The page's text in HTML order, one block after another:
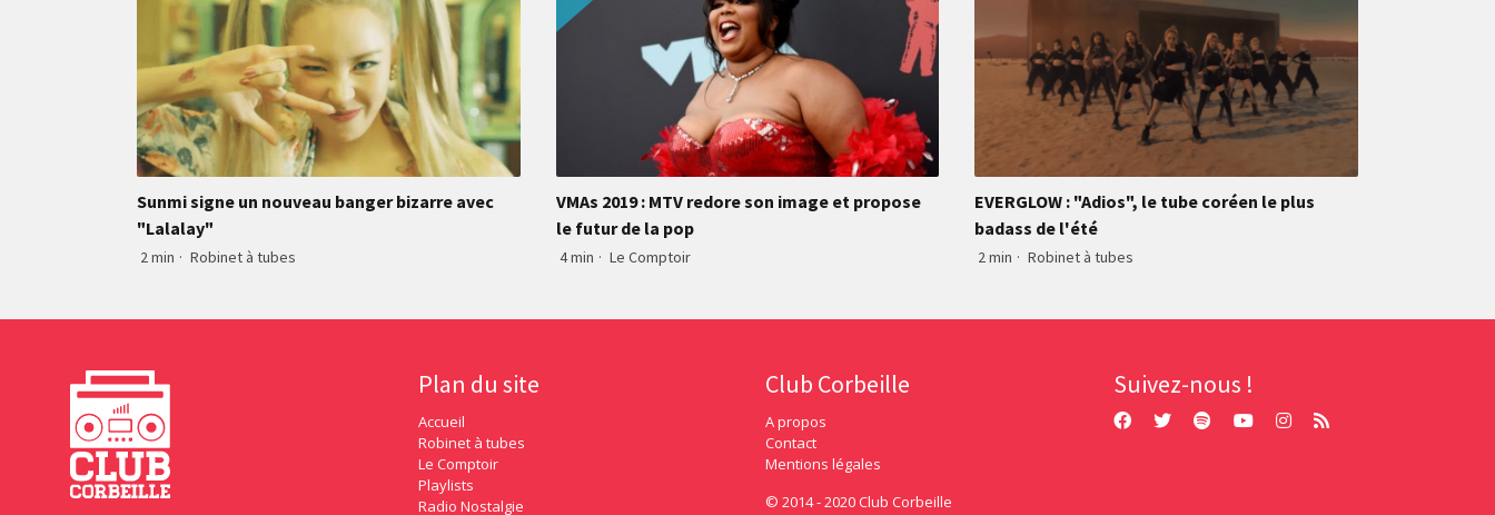
Sunmi signe un nouveau banger bizarre avec
"Lalalay"
2 min · Robinet à tubes
VMAs 2019 : MTV redore son image et propose
le futur de la pop
4 min · Le Comptoir
EVERGLOW : "Adios", le tube coréen le plus
badass de l'été
2 min · Robinet à tubes
Plan du site
Accueil
Robinet à tubes
Le Comptoir
Playlists
Radio Nostalgie
Club Corbeille
A propos
Contact
Mentions légales
© 2014 - 2020 Club Corbeille
Suivez-nous !